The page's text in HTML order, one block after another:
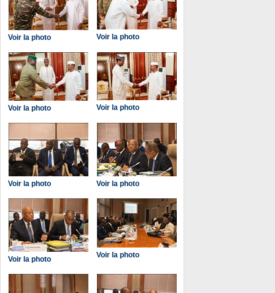
Voir la photo Voir la photo
Voir la photo Voir la photo
Voir la photo Voir la photo
Voir la photo Voir la photo